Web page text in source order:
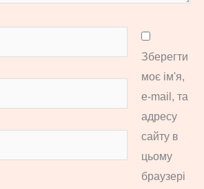
Зберегти
моє ім'я,
e-mail, та
адресу
сайту в
цьому
браузері